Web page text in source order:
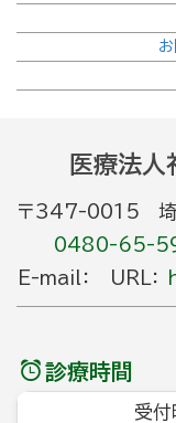
お
医療法
〒347-0015 埼
0480-65-
E-mail： URL：
診療時間
受